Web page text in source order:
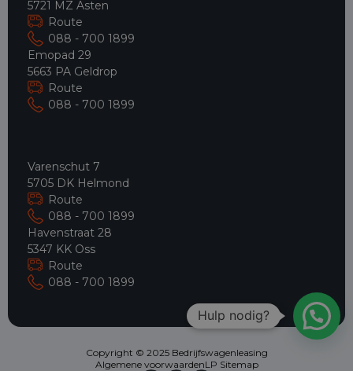
5721 MZ Asten
Route
088 - 700 1899
Emopad 29
5663 PA Geldrop
Route
088 - 700 1899
Varenschut 7
5705 DK Helmond
Route
088 - 700 1899
Havenstraat 28
5347 KK Oss
Route
088 - 700 1899
Copyright © 2025 Bedrijfswagenleasing
Algemene voorwaardenLP Sitemap
Hulp nodig?